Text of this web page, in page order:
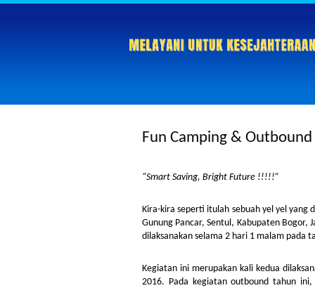
Fun Camping & Outbound
“Smart Saving, Bright Future !!!!!”
Kira-kira seperti itulah sebuah yel yel yang
Gunung Pancar, Sentul, Kabupaten
dilaksanakan selama 2 hari 1 malam pada
Kegiatan ini merupakan kali kedua
2016. Pada kegiatan outbound tahun